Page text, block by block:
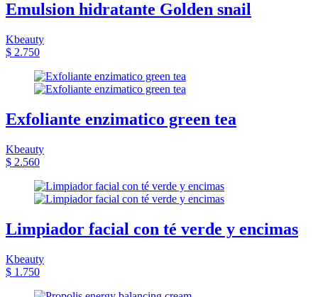
Emulsion hidratante Golden snail
Kbeauty
$ 2.750
Exfoliante enzimatico green tea
Kbeauty
$ 2.560
Limpiador facial con té verde y encimas
Kbeauty
$ 1.750